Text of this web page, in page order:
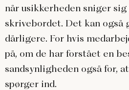
når usikkerheden sniger sig
skrivebordet. Det kan også
dårligere. For hvis
på, om de har forstået en
sandsynligheden også for,
spørger ind.